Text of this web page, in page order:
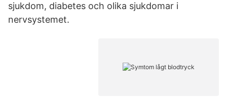
sjukdom, diabetes och olika sjukdomar i
nervsystemet.